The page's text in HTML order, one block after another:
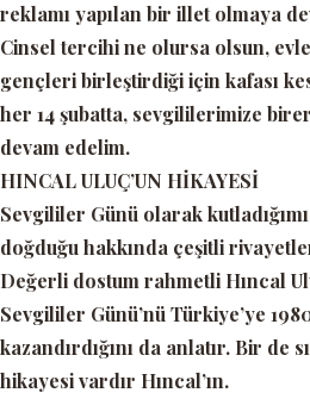
reklamı yapılan bir illet olmaya
Cinsel tercihi ne olursa olsun,
gençleri birleştirdiği için kafası
her 14 şubatta, sevgililerimize
devam edelim.
HINCAL ULUÇ’UN HİKAYESİ
Sevgililer Günü olarak
doğduğu hakkında çeşitli
Değerli dostum rahmetli Hıncal
Sevgililer Günü’nü Türkiye’ye
kazandırdığını da anlatır. Bir de
hikayesi vardır Hıncal’ın.